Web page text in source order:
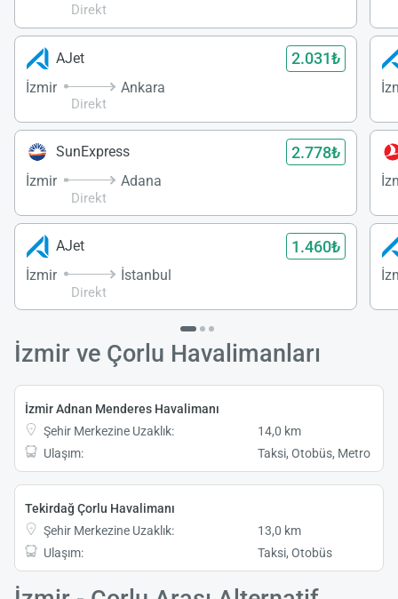
Direkt
AJet 2.031₺
İzmir
Direkt
Ankara
SunExpress 2.778₺
İzmir
Direkt
Adana
AJet 1.460₺
İzmir
Direkt
İstanbul
İzmir ve Çorlu Havalimanları
İzmir Adnan Menderes Havalimanı
Şehir Merkezine Uzaklık:
14,0 km
Ulaşım:
Taksi, Otobüs, Metro
Tekirdağ Çorlu Havalimanı
Şehir Merkezine Uzaklık:
13,0 km
Ulaşım:
Taksi, Otobüs